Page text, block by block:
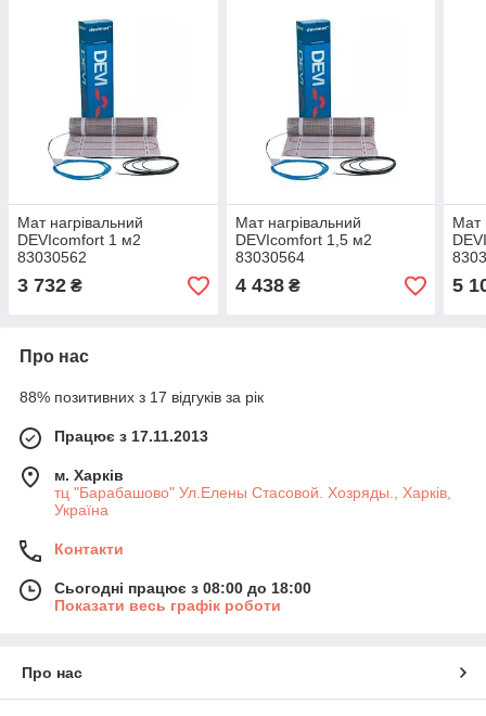
Мат нагрівальний
DEVIcomfort 1 м2
83030562
3 732 ₴
Мат нагрівальний
DEVIcomfort 1,5 м2
83030564
4 438₴
Мат
5
Про нас
88% позитивних з 17 відгуків за рік
Працює з 17.11.2013
м. Харків
тц "Барабашово" Ул.Елены Стасовой. Хозряды., Харків,
Україна
Контакти
Сьогодні працює з 08:00 до 18:00
Показати весь графік роботи
Про нас